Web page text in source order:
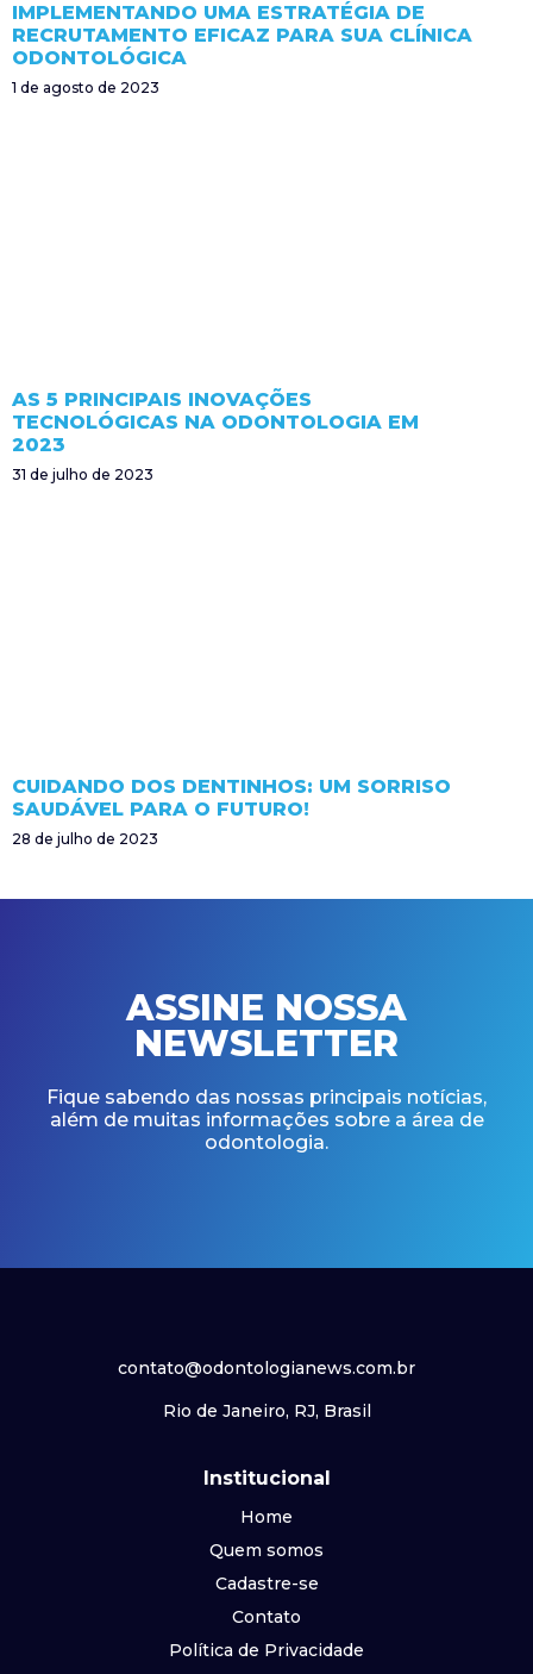
IMPLEMENTANDO UMA ESTRATÉGIA DE
RECRUTAMENTO EFICAZ PARA SUA CLÍNICA
ODONTOLÓGICA
1 de agosto de 2023
AS 5 PRINCIPAIS INOVAÇÕES
TECNOLÓGICAS NA ODONTOLOGIA EM
2023
31 de julho de 2023
CUIDANDO DOS DENTINHOS: UM SORRISO
SAUDÁVEL PARA O FUTURO!
28 de julho de 2023
ASSINE NOSSA
NEWSLETTER
Fique sabendo das nossas principais notícias,
além de muitas informações sobre a área de
odontologia.
contato@odontologianews.com.br
Rio de Janeiro, RJ, Brasil
Institucional
Home
Quem somos
Cadastre-se
Contato
Política de Privacidade